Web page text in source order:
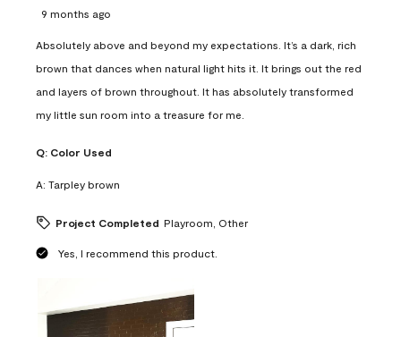
9 months ago
Absolutely above and beyond my expectations. It’s a dark, rich
brown that dances when natural light hits it. It brings out the red
and layers of brown throughout. It has absolutely transformed
my little sun room into a treasure for me.
Q: Color Used
A: Tarpley brown
Project Completed Playroom, Other
Yes, I recommend this product.